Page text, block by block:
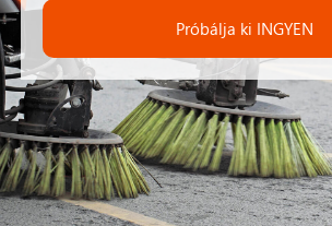
Próbálja ki INGYEN